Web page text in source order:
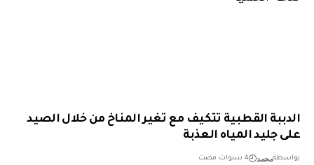
القطبية تتكيف مع تغير المناخ من خلال الصيد
جليد المياه العذبة
محمد 4 سنوات مضت